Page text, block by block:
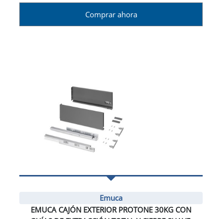
Comprar ahora
Emuca
EMUCA CAJÓN EXTERIOR PROTONE 30KG CON